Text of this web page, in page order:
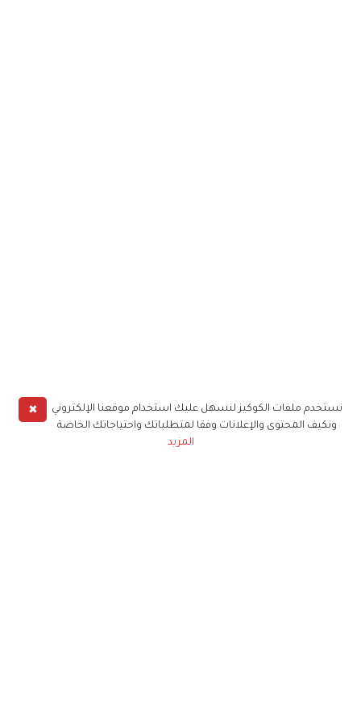
✖
نستخدم ملفات الكوكيز لنسهل عليك استخدام موقعنا الإلكتروني
ونكيف المحتوى والإعلانات وفقا لمتطلباتك واحتياجاتك الخاصة
المزيد